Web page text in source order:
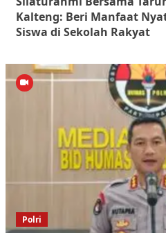
Kalteng: Beri Manfaat
Siswa di Sekolah Rakyat
Polri